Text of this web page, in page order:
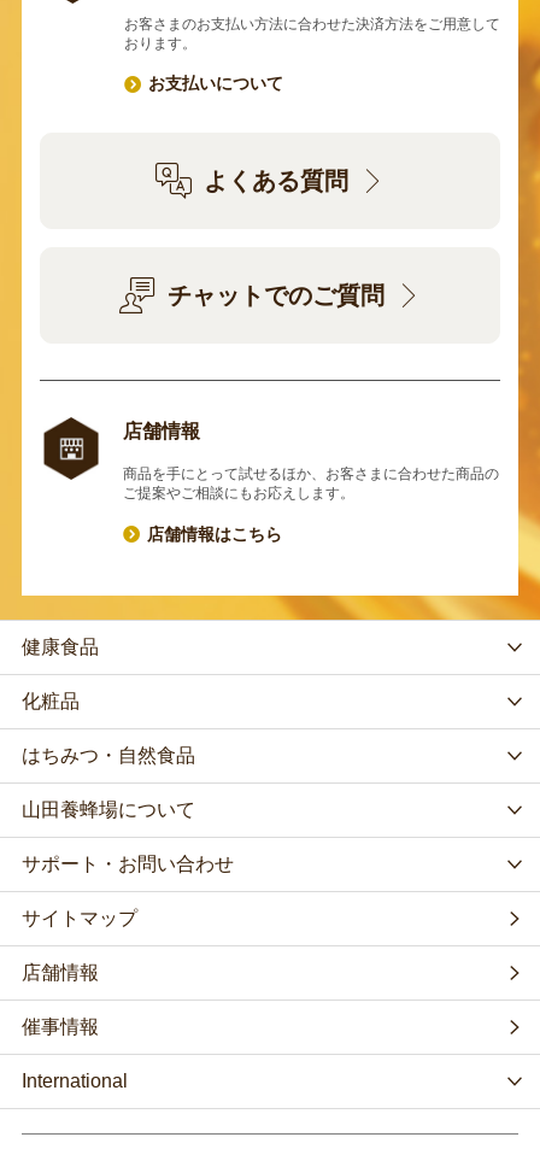
お客さまのお支払い方法に合わせた決済方法をご用意して
おります。
お支払いについて
よくある質問
チャットでのご質問
店舗情報
商品を手にとって試せるほか、お客さまに合わせた商品の
ご提案やご相談にもお応えします。
店舗情報はこちら
健康食品
化粧品
はちみつ・自然食品
山田養蜂場について
サポート・お問い合わせ
サイトマップ
店舗情報
催事情報
International